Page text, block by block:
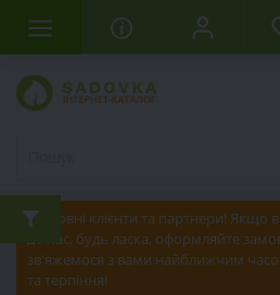
Шановні клієнти та партнери! Якщо
до нас, будь ласка, оформляйте
зв'яжемося з вами найближчим
та терпіння!